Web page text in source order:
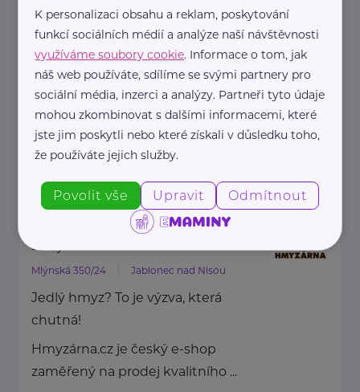
zdravotnické pomůcky a
hygienická řešení s dlouholetou
tradicí.
Zaměřuje ...
https://hartmanndirect.com/cs-cz
info@hartmanndirect.cz
Hmyzárna.cz
Mlýnská 350/24 Jablonec nad Nisou
Jedlý hmyz? To je výzva, která
chutná!
Hmyzárna.cz je český e-shop
zaměřený na prodej kvalitního ...
K personalizaci obsahu a reklam, poskytování
funkcí sociálních médií a analýze naší návštěvnosti
využíváme soubory cookie. Informace o tom, jak
náš web používáte, sdílíme se svými partnery pro
sociální média, inzerci a analýzy. Partneři tyto údaje
mohou zkombinovat s dalšími informacemi, které
jste jim poskytli nebo které získali v důsledku toho,
že používáte jejich služby.
Povolit vše Upravit Odmítnout